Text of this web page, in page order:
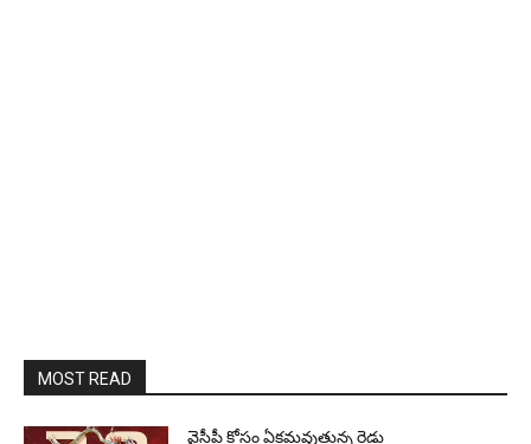
MOST READ
వైసీపీ కోసం ఏక‌మ‌వుతున్న రెడ్లు